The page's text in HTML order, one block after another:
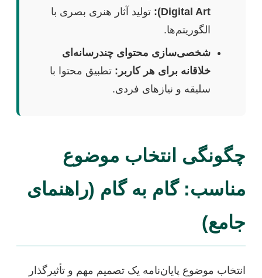
Digital Art):
تولید آثار هنری بصری با
الگوریتم‌ها.
شخصی‌سازی محتوای چندرسانه‌ای
خلاقانه برای هر کاربر: تطبیق محتوا با
سلیقه و نیازهای فردی.
چگونگی انتخاب موضوع
مناسب: گام به گام (راهنمای
جامع)
انتخاب موضوع پایان‌نامه یک تصمیم مهم و تأثیرگذار